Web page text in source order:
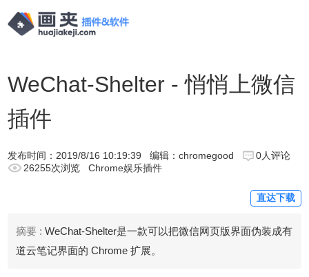
WeChat-Shelter - 悄悄上微信
插件
发布时间： 2019/8/16 10:19:39 编辑：chromegood
0人评论
26255次浏览
Chrome娱乐插件
直达下载
摘要 : WeChat-Shelter是一款可以把微信网页版界面伪装成有
道云笔记界面的 Chrome 扩展。